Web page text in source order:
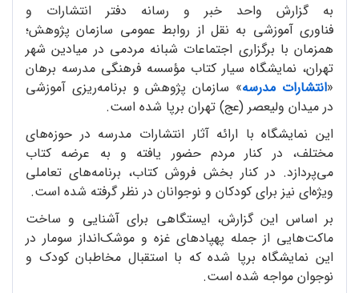
به گزارش واحد خبر و رسانه دفتر انتشارات و
فناوری آموزشی به نقل از روابط عمومی سازمان پژوهش؛
همزمان با برگزاری اجتماعات شبانه مردمی در میادین شهر
تهران، نمایشگاه سیار کتاب مؤسسه فرهنگی مدرسه برهان
«انتشارات مدرسه» سازمان پژوهش و برنامه‌ریزی آموزشی
در میدان ولیعصر (عج) تهران برپا شده است.
این نمایشگاه با ارائه آثار انتشارات مدرسه در حوزه‌های
مختلف، در کنار مردم حضور یافته و به عرضه کتاب
می‌پردازد. در کنار بخش فروش کتاب، برنامه‌های تعاملی
ویژه‌ای نیز برای کودکان و نوجوانان در نظر گرفته شده است.
بر اساس این گزارش، ایستگاهی برای آشنایی و ساخت
ماکت‌هایی از جمله پهپادهای غزه و موشک‌انداز سومار در
این نمایشگاه برپا شده که با استقبال مخاطبان کودک و
نوجوان مواجه شده است.